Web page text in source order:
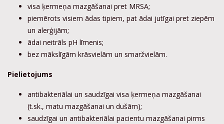
visa ķermeņa mazgāšanai pret MRSA;
piemērots visiem ādas tipiem, pat ādai jutīgai pret ziepēm
un alerģijām;
ādai neitrāls pH līmenis;
bez mākslīgām krāsvielām un smaržvielām.
Pielietojums
antibakteriālai un saudzīgai visa ķermeņa mazgāšanai
(t.sk., matu mazgāšanai un dušām);
saudzīgai un antibakteriālai pacientu mazgāšanai pirms